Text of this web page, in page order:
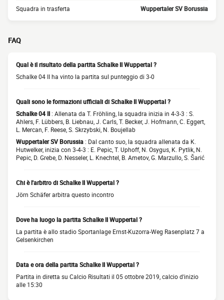
Squadra in trasferta Wuppertaler SV Borussia
FAQ
Qual è il risultato della partita Schalke II Wuppertal ?
Schalke 04 II ha vinto la partita sul punteggio di 3-0
Quali sono le formazioni ufficiali di Schalke II Wuppertal ?
Schalke 04 II : Allenata da T. Fröhling, la squadra inizia in 4-3-3 : S.
Ahlers, F. Lübbers, B. Liebnau, J. Carls, T. Becker, J. Hofmann, C. Eggert,
L. Mercan, F. Reese, S. Skrzybski, N. Boujellab
Wuppertaler SV Borussia : Dal canto suo, la squadra allenata da K.
Hutwelker, inizia con 3-4-3 : E. Pepic, T. Uphoff, N. Osygus, K. Pytlik, N.
Pepic, D. Grebe, D. Nesseler, L. Knechtel, B. Ametov, G. Marzullo, S. Šarić
Chi è l'arbitro di Schalke II Wuppertal ?
Jörn Schäfer arbitra questo incontro
Dove ha luogo la partita Schalke II Wuppertal ?
La partita è allo stadio Sportanlage Ernst-Kuzorra-Weg Rasenplatz 7 a
Gelsenkirchen
Data e ora della partita Schalke II Wuppertal ?
Partita in diretta su Calcio Risultati il 05 ottobre 2019, calcio d'inizio
alle 15:30